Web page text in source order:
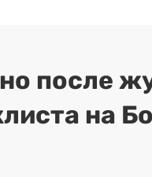
после
на